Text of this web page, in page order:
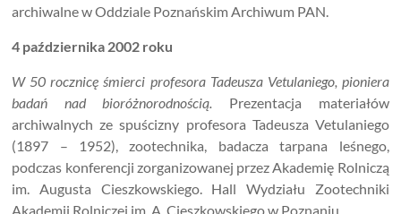
archiwalne w Oddziale Poznańskim Archiwum PAN.
4 października 2002 roku
W 50 rocznicę śmierci profesora Tadeusza Vetulaniego, pioniera
badań nad bioróżnorodnością. Prezentacja materiałów
archiwalnych ze spuścizny profesora Tadeusza Vetulaniego
(1897 – 1952), zootechnika, badacza tarpana leśnego,
podczas konferencji zorganizowanej przez Akademię Rolniczą
im. Augusta Cieszkowskiego. Hall Wydziału Zootechniki
Akademii Rolniczej im. A. Cieszkowskiego w Poznaniu.